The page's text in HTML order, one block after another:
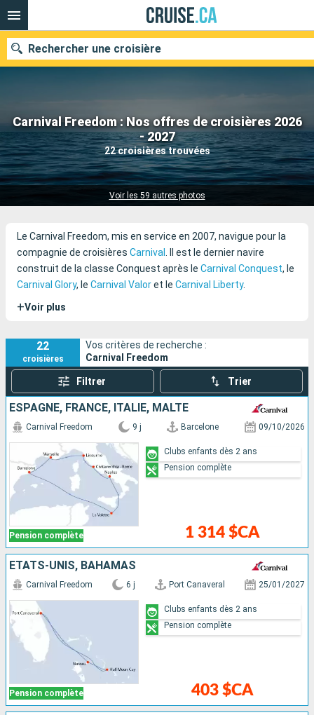
Carnival Freedom : Nos offres de croisières 2026
- 2027
22 croisières trouvées
Voir les 59 autres photos
Rechercher une croisière
Nos destinations
Mois de départ
Le Carnival Freedom, mis en service en 2007, navigue pour la
compagnie de croisières Carnival. Il est le dernier navire
construit de la classe Conquest après le Carnival Conquest, le
Carnival Glory, le Carnival Valoret le Carnival Liberty.
+Voir plus
22
croisières
Vos critères de recherche :
Carnival Freedom
Filtrer Trier
ESPAGNE, FRANCE, ITALIE, MALTE
Pension complète
Carnival Freedom 9 j Barcelone 09/10/2026
1 314 $CA
Clubs enfants dès 2 ans
Pension complète
ÉTATS-UNIS, BAHAMAS
Pension complète
Carnival Freedom 6 j Port Canaveral 25/01/2027
403 $CA
Clubs enfants dès 2 ans
Pension complète